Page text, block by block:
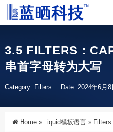
3.5 FILTERS：
串首字母转为大写
Category: Filters Date: 2024年6月
Home » Liquid模板语言 » Filters